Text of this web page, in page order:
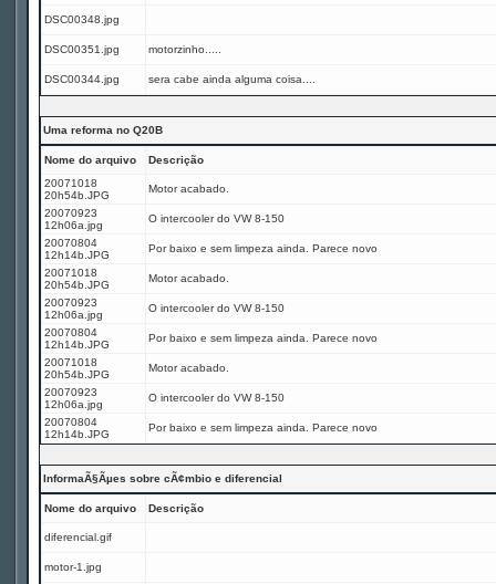
DSC00348.jpg
DSC00351.jpg motorzinho.....
DSC00344.jpg sera cabe ainda alguma coisa....
Uma reforma no Q20B
Nome do arquivo
Descrição
20071018
20h54b.JPG
Motor acabado.
20070923
12h06a.jpg
O intercooler do VW 8-150
20070804
12h14b.JPG
Por baixo e sem limpeza ainda. Parece novo
20071018
20h54b.JPG
Motor acabado.
20070923
12h06a.jpg
O intercooler do VW 8-150
20070804
12h14b.JPG
Por baixo e sem limpeza ainda. Parece novo
20071018
20h54b.JPG
Motor acabado.
20070923
12h06a.jpg
O intercooler do VW 8-150
20070804
12h14b.JPG
Por baixo e sem limpeza ainda. Parece novo
InformaÃ§Ãµes sobre cÃ¢mbio e diferencial
Nome do arquivo Descrição
diferencial.gif
motor-1.jpg